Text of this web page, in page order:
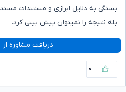
بستگی به دلایل ابرازی و مستندات
بله نتیجه را نمیتوان پیش بینی کرد.
دریافت مشاوره
۰